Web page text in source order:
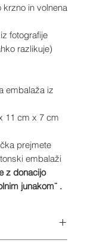
krzno in volnena
fotografije
razlikuje)
embalaža iz
11 cm x 7 cm
prejmete
embalaži
z donacijo
junakom¨ .